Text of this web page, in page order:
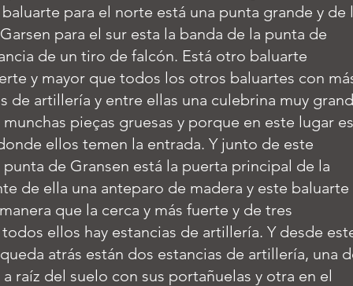
para el norte está una punta grande y de
para el sur esta la banda de la punta de
de un tiro de falcón. Está otro baluarte
y mayor que todos los otros baluartes con
de artillería y entre ellas una culebrina muy
pieças gruesas y porque en este lugar es
ellos temen la entrada. Y junto de este
de Gransen está la puerta principal de la
de ella una anteparo de madera y este baluarte
que la cerca y más fuerte y de tres
ellos hay estancias de artillería. Y desde
atrás están dos estancias de artillería, una
raíz del suelo con sus portañuelas y otra en el